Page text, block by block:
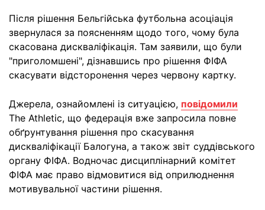
Після рішення Бельгійська футбольна асоціація
звернулася за поясненням щодо того, чому була
скасована дискваліфікація. Там заявили, що були
"приголомшені", дізнавшись про рішення ФІФА
скасувати відсторонення через червону картку.
Джерела, ознайомлені із ситуацією, повідомили
The Athletic, що федерація вже запросила повне
обґрунтування рішення про скасування
дискваліфікації Балогуна, а також звіт суддівського
органу ФІФА. Водночас дисциплінарний комітет
ФІФА має право відмовитися від оприлюднення
мотивувальної частини рішення.